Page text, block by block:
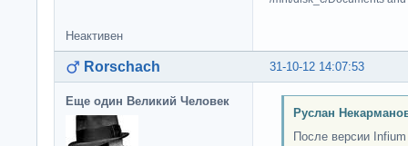
Неактивен
31-10-12 14:07:53
Rorschach
Еще один Великий Человек
Руслан
После версии